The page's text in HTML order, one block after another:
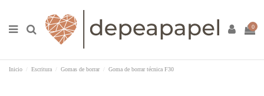
0
Inicio Escritura Gomas de borrar Goma de borrar técnica F30